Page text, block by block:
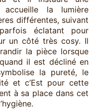
la lumière
différentes, suivant
éclatant pour
un côté très cosy. Il
la pièce lorsque
il est décliné en
la pureté, le
et c’Est pour cette
à sa place dans cet